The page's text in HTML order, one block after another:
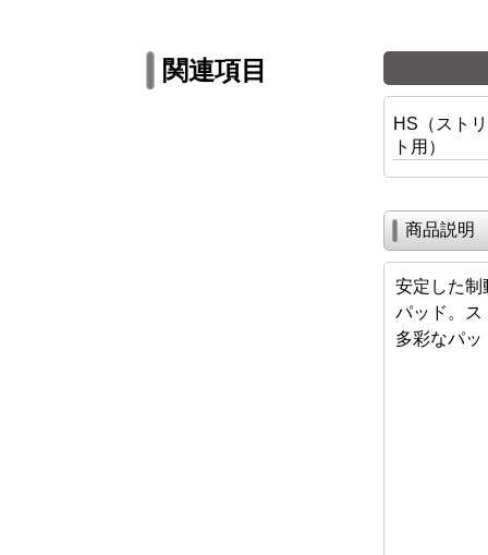
関連項目
HS（スト
ト用）
商品説明
安定した制
パッド。ス
多彩なパ